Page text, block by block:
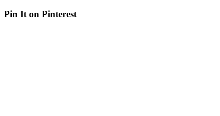
Pin It on Pinterest